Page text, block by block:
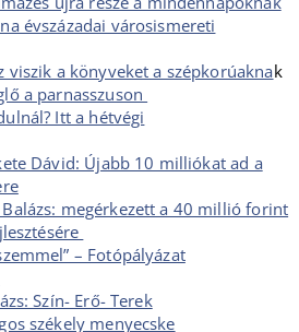
évszázadai városismereti
viszik a könyveket a szépkorúaknak
a parnasszuson
Itt a hétvégi
Dávid: Újabb 10 milliókat ad a
megérkezett a 40 millió forint
– Fotópályázat
Szín- Erő- Terek
székely menyecske